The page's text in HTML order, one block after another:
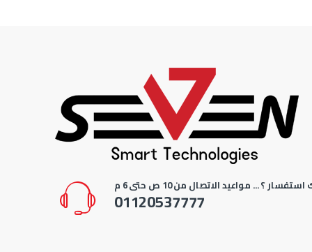
؟ ... مواعيد الاتصال من 10 ص حتى 6 م
01120537777